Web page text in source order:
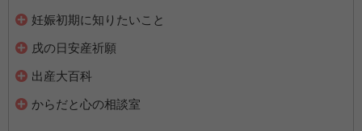
妊娠初期に知りたいこと
戌の日安産祈願
出産大百科
からだと心の相談室